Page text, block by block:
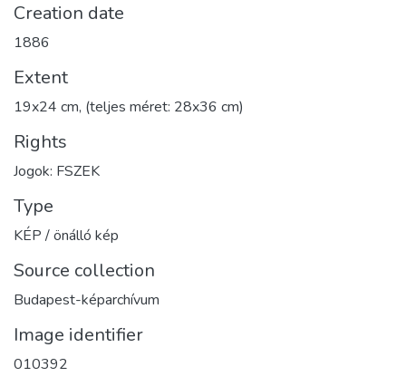
Creation date
1886
Extent
19x24 cm, (teljes méret: 28x36 cm)
Rights
Jogok: FSZEK
Type
KÉP / önálló kép
Source collection
Budapest-képarchívum
Image identifier
010392